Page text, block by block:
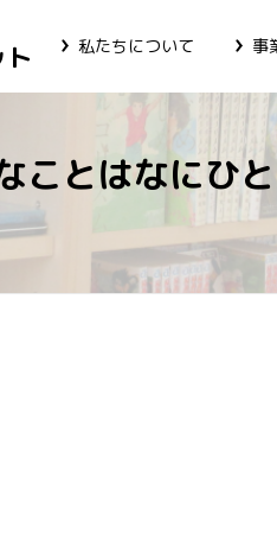
私たちについて 事
ことはなにひ